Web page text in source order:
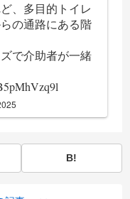
、多目的トイレ
の通路にある階
で介助者が一緒
B!